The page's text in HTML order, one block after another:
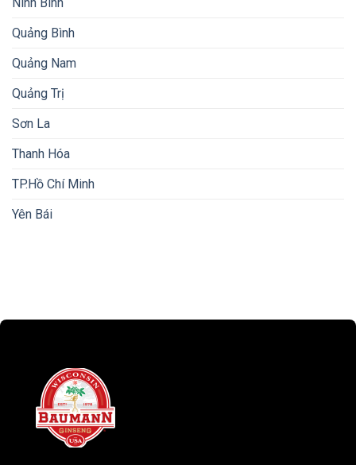
Quảng Bình
Quảng Nam
Quảng Trị
Sơn La
Thanh Hóa
TP.Hồ Chí Minh
Yên Bái